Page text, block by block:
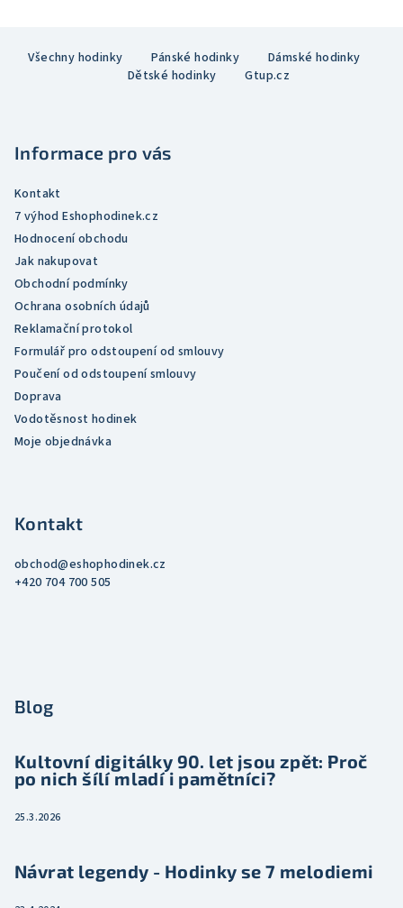
Všechny hodinky Pánské hodinky
Dámské hodinky
Dětské hodinky
Gtup.cz
Informace pro vás
Kontakt
7 výhod Eshophodinek.cz
Hodnocení obchodu
Jak nakupovat
Obchodní podmínky
Ochrana osobních údajů
Reklamační protokol
Formulář pro odstoupení od smlouvy
Poučení od odstoupení smlouvy
Doprava
Vodotěsnost hodinek
Moje objednávka
Kontakt
obchod@eshophodinek.cz
+420 704 700 505
Blog
Kultovní digitálky 90. let jsou zpět: Proč
po nich šílí mladí i pamětníci?
25.3.2026
Návrat legendy - Hodinky se 7 melodiemi